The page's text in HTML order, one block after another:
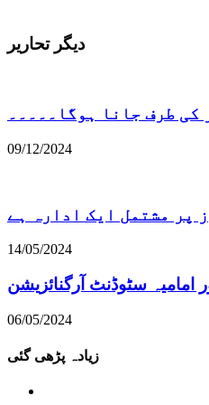
دیگر تحاریر
کی طرف جانا ہوگا۔۔۔۔۔
09/12/2024
پر مشتمل ایک ادارہ ہے
14/05/2024
امامیہ سٹوڈنٹ آرگنائزیشن
06/05/2024
زیادہ پڑھی گئی